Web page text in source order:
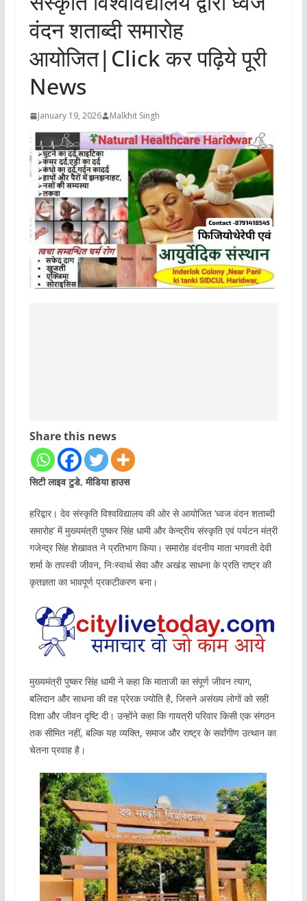
वंदन शताब्दी समारोह
आयोजित|Click कर पढ़िये पूरी
News
January 19, 2026 Malkhit Singh
Share this news
सिटी लाइव टुडे, मीडिया हाउस
हरिद्वार। देव संस्कृति विश्वविद्यालय की ओर से आयोजित ‘ध्वज वंदन शताब्दी
समारोह’ में मुख्यमंत्री पुष्कर सिंह धामी और केन्द्रीय संस्कृति एवं पर्यटन मंत्री
गजेन्द्र सिंह शेखावत ने प्रतिभाग किया। समारोह वंदनीय माता भगवती देवी
शर्मा के तपस्वी जीवन, निःस्वार्थ सेवा और अखंड साधना के प्रति राष्ट्र की
कृतज्ञता का भावपूर्ण प्रकटीकरण बना।
मुख्यमंत्री पुष्कर सिंह धामी ने कहा कि माताजी का संपूर्ण जीवन त्याग,
बलिदान और साधना की वह प्रेरक ज्योति है, जिसने असंख्य लोगों को सही
दिशा और जीवन दृष्टि दी। उन्होंने कहा कि गायत्री परिवार किसी एक संगठन
तक सीमित नहीं, बल्कि यह व्यक्ति, समाज और राष्ट्र के सर्वांगीण उत्थान का
चेतना प्रवाह है।